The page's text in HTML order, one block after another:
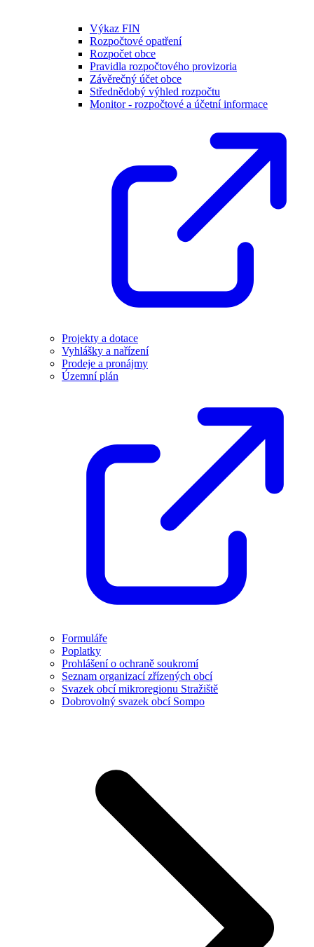
Výkaz FIN
Rozpočtové opatření
Rozpočet obce
Pravidla rozpočtového provizoria
Závěrečný účet obce
Střednědobý výhled rozpočtu
Monitor - rozpočtové a účetní informace
Projekty a dotace
Vyhlášky a nařízení
Prodeje a pronájmy
Územní plán
Formuláře
Poplatky
Prohlášení o ochraně soukromí
Seznam organizací zřízených obcí
Svazek obcí mikroregionu Stražiště
Dobrovolný svazek obcí Sompo